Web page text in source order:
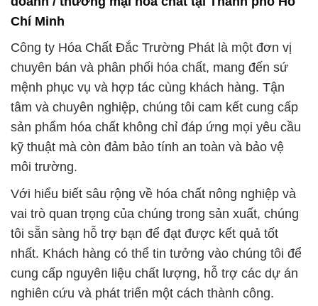
Chí Minh
Công ty Hóa Chất Đắc Trường Phát là một đơn vị
chuyên bán và phân phối hóa chất, mang đến sứ
mệnh phục vụ và hợp tác cùng khách hàng. Tận
tâm và chuyên nghiệp, chúng tôi cam kết cung cấp
sản phẩm hóa chất không chỉ đáp ứng mọi yêu cầu
kỹ thuật mà còn đảm bảo tính an toàn và bảo vệ
môi trường.
Với hiểu biết sâu rộng về hóa chất nông nghiệp và
vai trò quan trọng của chúng trong sản xuất, chúng
tôi sẵn sàng hỗ trợ bạn để đạt được kết quả tốt
nhất. Khách hàng có thể tin tưởng vào chúng tôi để
cung cấp nguyên liệu chất lượng, hỗ trợ các dự án
nghiên cứu và phát triển một cách thành công.